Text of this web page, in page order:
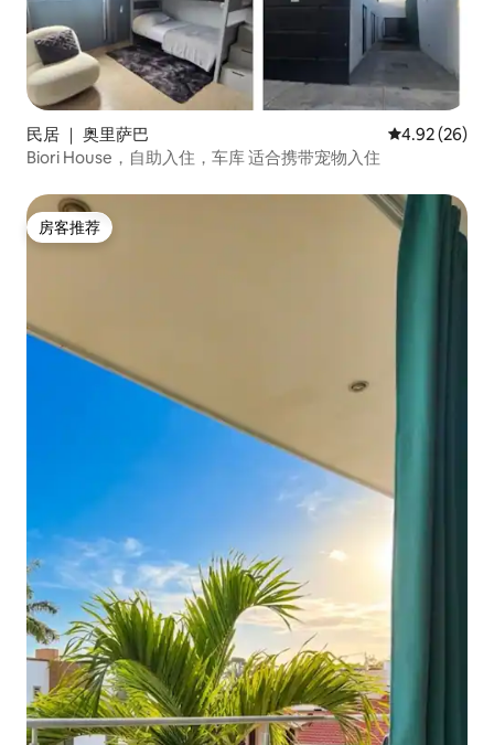
民居 ｜ 奥里萨巴 平均评分
4.92 (26)
Biori House，自助入住，车库 适合携带宠物入住
房客推荐
房客推荐